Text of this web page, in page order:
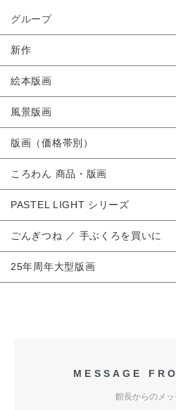
グループ
新作
絵本版画
風景版画
版画（価格帯別）
ころわん 商品・版画
PASTEL LIGHT シリーズ
ごんぎつね ／ 手ぶくろを買いに
25年周年大型版画
MESSAGE
館長からのメッ